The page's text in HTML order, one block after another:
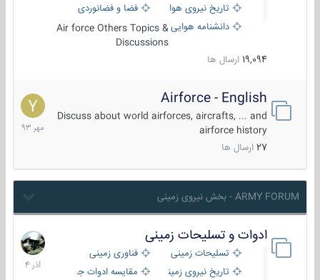
تاریخ نیروی هوایی
فضا و فضانوردی
دانشنامه هواییAir force Others Topics &
Discussions
19,094 ارسال ها
Airforce - English
Discuss about world airforces, aircrafts, ... and
airforce history
27 ارسال ها
15
مهر
1393
ARMY FORUM - بخش نیروی زمینی
ادوات و تسلیحات زمینی
تسلیحات زمینی
فناوری زمینی
تاریخ نیروی زمینی
مقایسه ادوات جنگی
21
آذر
1404